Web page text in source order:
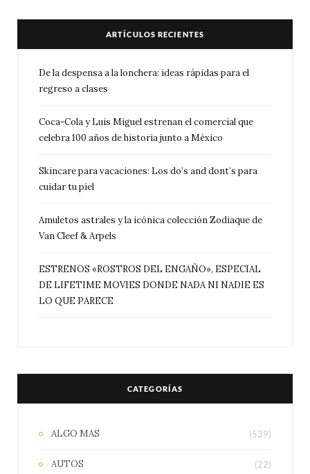
ARTÍCULOS RECIENTES
De la despensa a la lonchera: ideas rápidas para el
regreso a clases
Coca-Cola y Luis Miguel estrenan el comercial que
celebra 100 años de historia junto a México
Skincare para vacaciones: Los do’s and dont’s para
cuidar tu piel
Amuletos astrales y la icónica colección Zodiaque de
Van Cleef & Arpels
ESTRENOS «ROSTROS DEL ENGAÑO», ESPECIAL
DE LIFETIME MOVIES DONDE NADA NI NADIE ES
LO QUE PARECE
CATEGORÍAS
ALGO MAS (539)
AUTOS (22)